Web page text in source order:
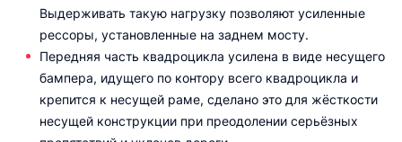
Выдерживать такую нагрузку позволяют усиленные
рессоры, установленные на заднем мосту.
Передняя часть квадроцикла усилена в виде несущего
бампера, идущего по контору всего квадроцикла и
крепится к несущей раме, сделано это для жёсткости
несущей конструкции при преодолении серьёзных